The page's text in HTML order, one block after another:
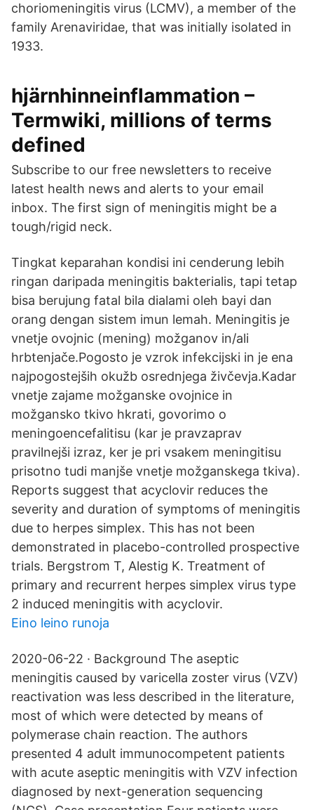
choriomeningitis virus (LCMV), a member of the
family Arenaviridae, that was initially isolated in
1933.
hjärnhinneinflammation –
Termwiki, millions of terms
defined
Subscribe to our free newsletters to receive
latest health news and alerts to your email
inbox. The first sign of meningitis might be a
tough/rigid neck.
Tingkat keparahan kondisi ini cenderung lebih
ringan daripada meningitis bakterialis, tapi tetap
bisa berujung fatal bila dialami oleh bayi dan
orang dengan sistem imun lemah. Meningitis je
vnetje ovojnic (mening) možganov in/ali
hrbtenjače.Pogosto je vzrok infekcijski in je ena
najpogostejših okužb osrednjega živčevja.Kadar
vnetje zajame možganske ovojnice in
možgansko tkivo hkrati, govorimo o
meningoencefalitisu (kar je pravzaprav
pravilnejši izraz, ker je pri vsakem meningitisu
prisotno tudi manjše vnetje možganskega tkiva).
Reports suggest that acyclovir reduces the
severity and duration of symptoms of meningitis
due to herpes simplex. This has not been
demonstrated in placebo-controlled prospective
trials. Bergstrom T, Alestig K. Treatment of
primary and recurrent herpes simplex virus type
2 induced meningitis with acyclovir.
Eino leino runoja
2020-06-22 · Background The aseptic
meningitis caused by varicella zoster virus (VZV)
reactivation was less described in the literature,
most of which were detected by means of
polymerase chain reaction. The authors
presented 4 adult immunocompetent patients
with acute aseptic meningitis with VZV infection
diagnosed by next-generation sequencing